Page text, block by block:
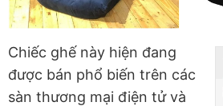
Chiếc ghế này hiện đang
được bán phổ biến trên các
sàn thương mại điện tử và